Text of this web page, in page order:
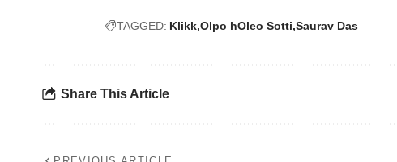
TAGGED: Klikk Olpo hOleo Sotti Saurav Das
Share This Article